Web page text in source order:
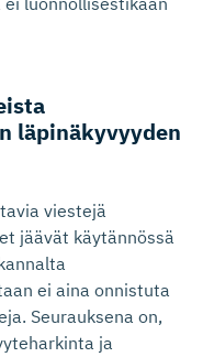
läpinäkyvyyden
viestejä
jäävät käytännössä
ei aina onnistuta
Seurauksena on,
ja